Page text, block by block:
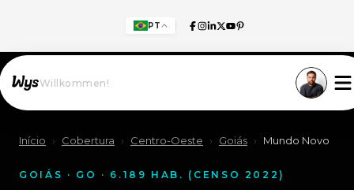
PT
Willkommen!
Início › Cobertura › Centro-Oeste › Goiás › Mundo Novo
GOIÁS · GO · 6.189 HAB. (CENSO 2022)